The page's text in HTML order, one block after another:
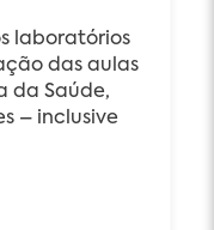
laboratórios
das aulas
da Saúde,
– inclusive